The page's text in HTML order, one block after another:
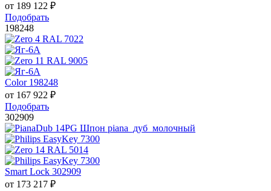
от 189 122 ₽
Подобрать
198248
Color 198248
от 167 922 ₽
Подобрать
302909
Smart Lock 302909
от 173 217 ₽